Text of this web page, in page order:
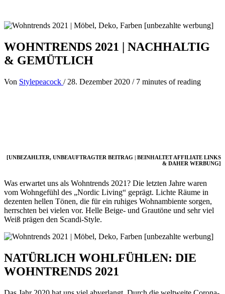
WOHNTRENDS 2021 | NACHHALTIG
& GEMÜTLICH
Von Stylepeacock / 28. Dezember 2020 / 7 minutes of reading
[UNBEZAHLTER, UNBEAUFTRAGTER BEITRAG | BEINHALTET AFFILIATE LINKS
& DAHER WERBUNG]
Was erwartet uns als Wohntrends 2021? Die letzten Jahre waren
vom Wohngefühl des „Nordic Living“ geprägt. Lichte Räume in
dezenten hellen Tönen, die für ein ruhiges Wohnambiente sorgen,
herrschten bei vielen vor. Helle Beige- und Grautöne und sehr viel
Weiß prägen den Scandi-Style.
NATÜRLICH WOHLFÜHLEN: DIE
WOHNTRENDS 2021